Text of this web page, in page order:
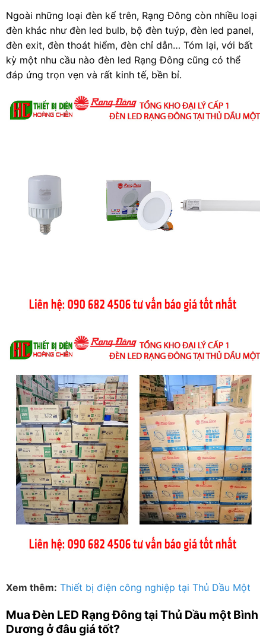
Ngoài những loại đèn kể trên, Rạng Đông còn nhiều loại
đèn khác như đèn led bulb, bộ đèn tuýp, đèn led panel,
đèn exit, đèn thoát hiểm, đèn chỉ dẫn… Tóm lại, với bất
kỳ một nhu cầu nào đèn led Rạng Đông cũng có thể
đáp ứng trọn vẹn và rất kinh tế, bền bỉ.
Xem thêm: Thiết bị điện công nghiệp tại Thủ Dầu Một
Mua Đèn LED Rạng Đông tại Thủ Dầu một Bình
Dương ở đâu giá tốt?